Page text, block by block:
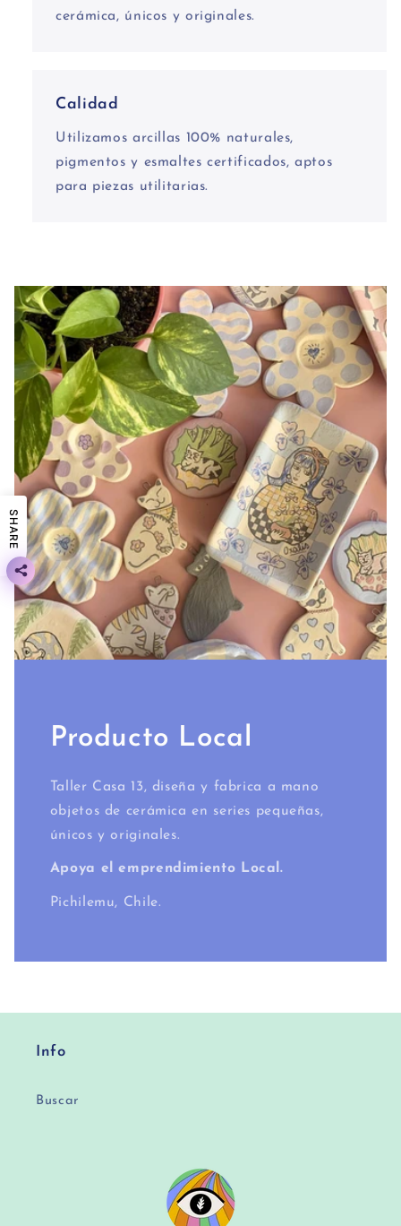
cerámica, únicos y originales.
Calidad
Utilizamos arcillas 100% naturales,
pigmentos y esmaltes certificados, aptos
para piezas utilitarias.
Producto Local
Taller Casa 13, diseña y fabrica a mano
objetos de cerámica en series pequeñas,
únicos y originales.
Apoya el emprendimiento Local.
Pichilemu, Chile.
Info
Buscar
SHARE